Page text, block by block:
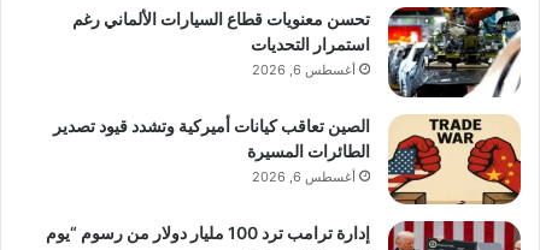
تحسن معنويات قطاع السيارات الألماني رغم
استمرار التحديات
أغسطس 6, 2026
الصين تعاقب كيانات أميركية وتشدد قيود تصدير
الطائرات المسيرة
أغسطس 6, 2026
إدارة ترامب ترد 100 مليار دولار من رسوم “يوم